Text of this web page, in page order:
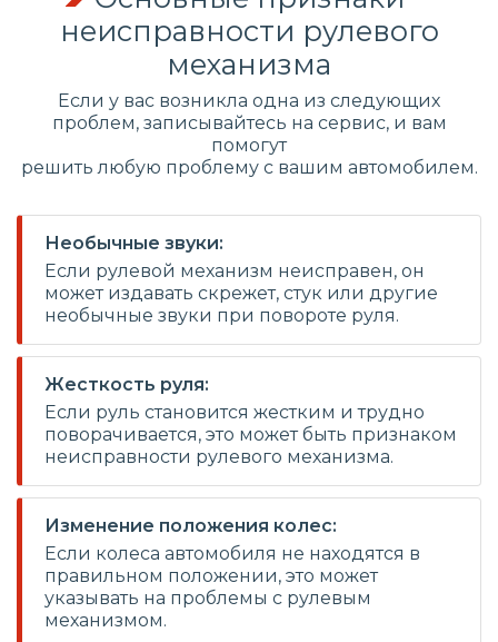
неисправности рулевого
механизма
Если у вас возникла одна из следующих
проблем, записывайтесь на сервис, и вам
помогут
решить любую проблему с вашим автомобилем.
Необычные звуки:
Если рулевой механизм неисправен, он
может издавать скрежет, стук или другие
необычные звуки при повороте руля.
Жесткость руля:
Если руль становится жестким и трудно
поворачивается, это может быть признаком
неисправности рулевого механизма.
Изменение положения колес:
Если колеса автомобиля не находятся в
правильном положении, это может
указывать на проблемы с рулевым
механизмом.